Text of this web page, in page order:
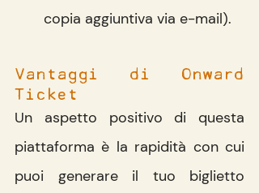
copia aggiuntiva via e-mail).
Vantaggi di Onward
Ticket
Un aspetto positivo di questa
piattaforma è la rapidità con cui
puoi generare il tuo biglietto